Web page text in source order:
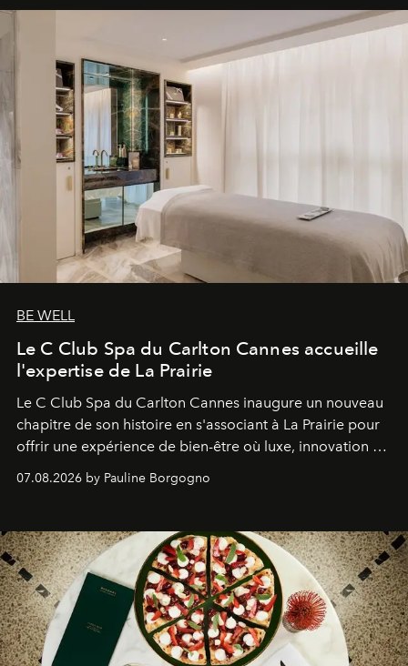
BE WELL
Le C Club Spa du Carlton Cannes accueille
l'expertise de La Prairie
Le C Club Spa du Carlton Cannes inaugure un nouveau
chapitre de son histoire en s'associant à La Prairie pour
offrir une expérience de bien-être où luxe, innovation et
expertise se rencontrent.
07.08.2026 by Pauline Borgogno